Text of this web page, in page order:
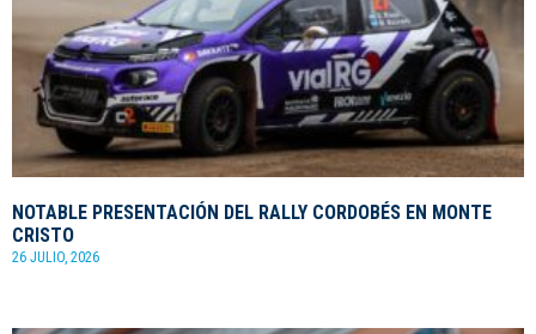
NOTABLE PRESENTACIÓN DEL RALLY CORDOBÉS EN MONTE
CRISTO
26 JULIO, 2026